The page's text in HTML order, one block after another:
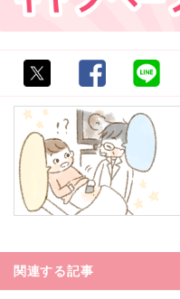
関連する記事